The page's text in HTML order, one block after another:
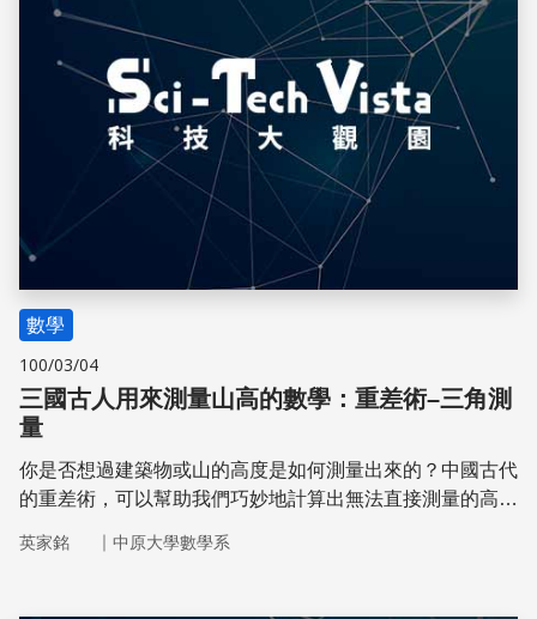
數學
100/03/04
三國古人用來測量山高的數學：重差術–三角測
量
你是否想過建築物或山的高度是如何測量出來的？中國古代
的重差術，可以幫助我們巧妙地計算出無法直接測量的高
英家銘 ｜ 中原大學數學系